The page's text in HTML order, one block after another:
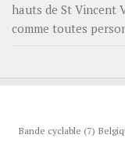
hauts de St Vincent
comme toutes
Bande cyclable (7)